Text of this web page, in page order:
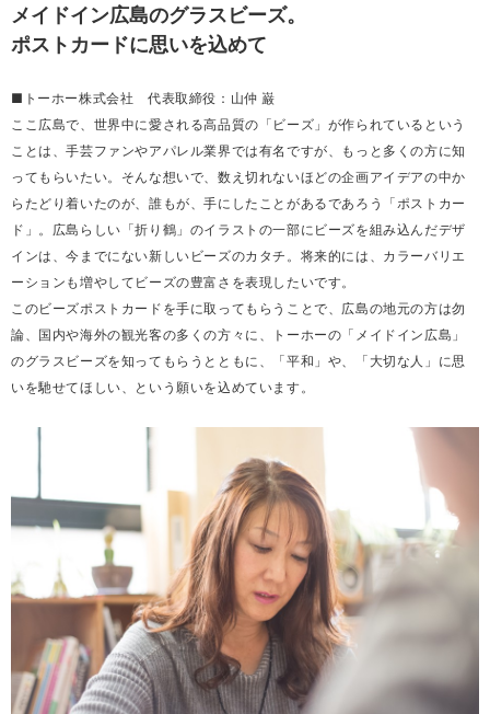
メイドイン広島のグラスビーズ。
ポストカードに思いを込めて
■トーホー株式会社 代表取締役：山仲 巌
ここ広島で、世界中に愛される高品質の「ビーズ」が作られているという
ことは、手芸ファンやアパレル業界では有名ですが、もっと多くの方に知
ってもらいたい。そんな想いで、数え切れないほどの企画アイデアの中か
らたどり着いたのが、誰もが、手にしたことがあるであろう「ポストカー
ド」。広島らしい「折り鶴」のイラストの一部にビーズを組み込んだデザ
インは、今までにない新しいビーズのカタチ。将来的には、カラーバリエ
ーションも増やしてビーズの豊富さを表現したいです。
このビーズポストカードを手に取ってもらうことで、広島の地元の方は勿
論、国内や海外の観光客の多くの方々に、トーホーの「メイドイン広島」
のグラスビーズを知ってもらうとともに、「平和」や、「大切な人」に思
いを馳せてほしい、という願いを込めています。